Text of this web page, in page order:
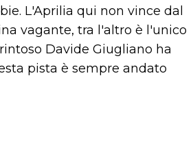
L'Aprilia qui non vince dal
vagante, tra l'altro è l'unico
Davide Giugliano ha
pista è sempre andato